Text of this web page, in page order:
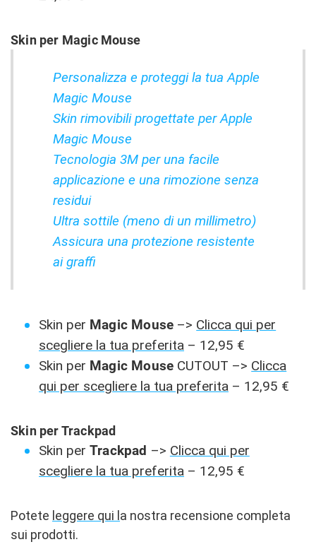
Skin per Magic Mouse
Personalizza e proteggi la tua Apple
Magic Mouse
Skin rimovibili progettate per Apple
Magic Mouse
Tecnologia 3M per una facile
applicazione e una rimozione senza
residui
Ultra sottile (meno di un millimetro)
Assicura una protezione resistente
ai graffi
Skin per Magic Mouse –> Clicca qui per
scegliere la tua preferita – 12,95 €
Skin per Magic Mouse CUTOUT –> Clicca
qui per scegliere la tua preferita – 12,95 €
Skin per Trackpad
Skin per Trackpad –> Clicca qui per
scegliere la tua preferita – 12,95 €
Potete leggere qui l a nostra recensione completa
sui prodotti.